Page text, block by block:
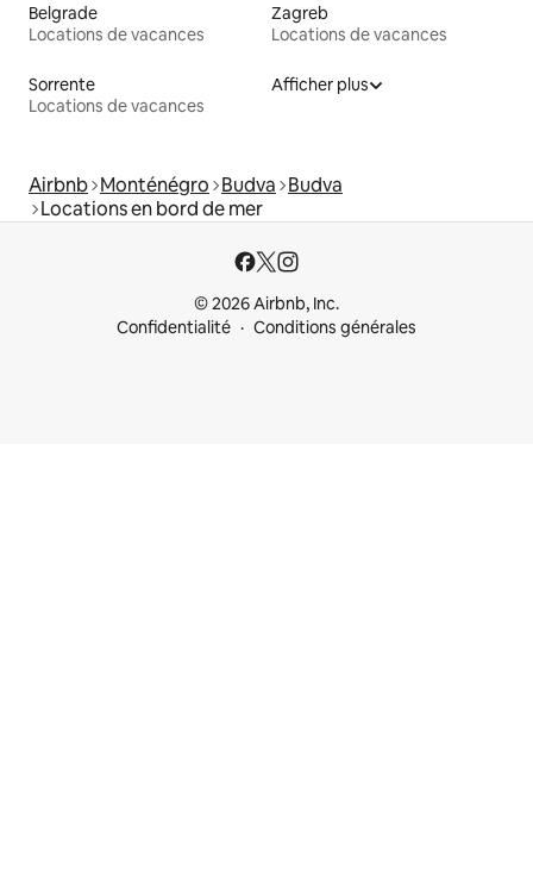
Belgrade
Locations de vacances
Zagreb
Locations de vacances
Sorrente
Locations de vacances
Afficher plus
Airbnb Monténégro Budva Budva
Locations en bord de mer
© 2026 Airbnb, Inc.
Confidentialité
Conditions générales